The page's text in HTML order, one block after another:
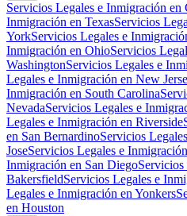
Servicios Legales e Inmigración en
Inmigración en TexasServicios
YorkServicios Legales e
Inmigración en OhioServicios
WashingtonServicios Legales e
Legales e Inmigración en New
Inmigración en South Carolina
NevadaServicios Legales e
Legales e Inmigración en Riverside
en San BernardinoServicios
JoseServicios Legales e
Inmigración en San Diego
BakersfieldServicios Legales e
Legales e Inmigración en Yonkers
en Houston